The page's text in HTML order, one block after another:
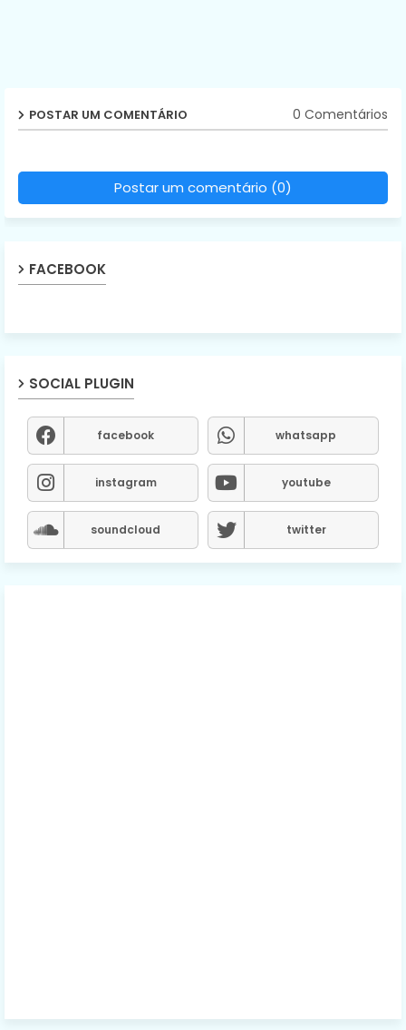
POSTAR UM COMENTÁRIO 0 Comentários
Postar um comentário (0)
FACEBOOK
SOCIAL PLUGIN
facebook whatsapp
instagram youtube
soundcloud twitter